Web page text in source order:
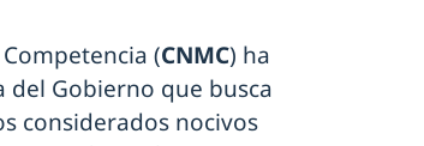
(CNMC) ha
Gobierno que busca
considerados nocivos